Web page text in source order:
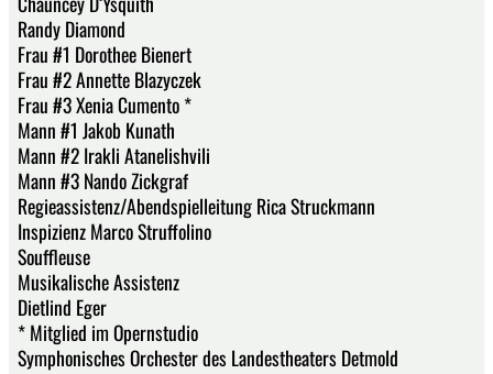
Randy Diamond
Frau #1 Dorothee Bienert
Frau #2 Annette Blazyczek
Frau #3 Xenia Cumento *
Mann #1 Jakob Kunath
Mann #2 Irakli Atanelishvili
Mann #3 Nando Zickgraf
Regieassistenz/Abendspielleitung Rica Struckmann
Inspizienz Marco Struffolino
Souffleuse
Musikalische Assistenz
Dietlind Eger
* Mitglied im Opernstudio
Symphonisches Orchester des Landestheaters Detmold